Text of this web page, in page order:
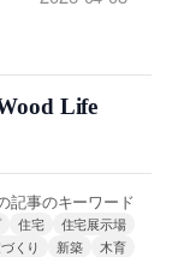
Life
記事のキーワード
住宅
住宅展示場
くり 新築
木育